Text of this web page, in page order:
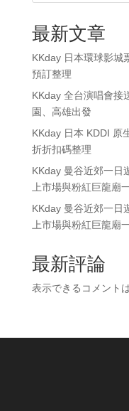
最新文章
KKday 日本環球影城
預訂整理
KKday 全台演唱會接
園、高雄出發
KKday 日本 KDDI 原
折折扣碼整理
KKday 曼谷近郊一日
上市場與粉紅巨龍廟
KKday 曼谷近郊一日
上市場與粉紅巨龍廟
最新評論
表示できるコメント